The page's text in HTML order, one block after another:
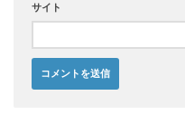
サイト